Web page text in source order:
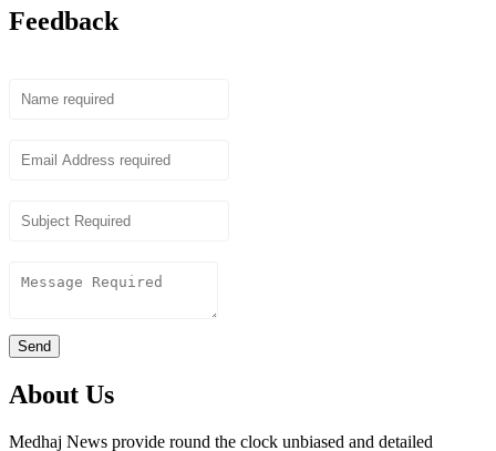
Feedback
Send
About Us
Medhaj News provide round the clock unbiased and detailed